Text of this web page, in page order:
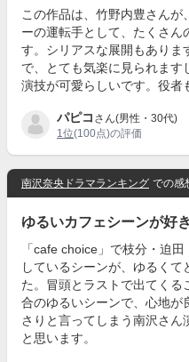
この作品は、竹野内豊さん
ーの運転手として、たくさ
す。シリアスな展開もありま
で、とても気楽に見られます
演技が可愛らしいです。役者
パピコ さん(男性・30代)
1位(100点)の評価
南沢奈央ドラマランキング での感
ゆるいカフェシーンが好き
「cafe choice」で枝分・迫
しているシーンが、ゆるく
た。冒頭とラストで出てく
合のゆるいシーンで、心地が
さりと言ってしまう南沢さん
と思います。